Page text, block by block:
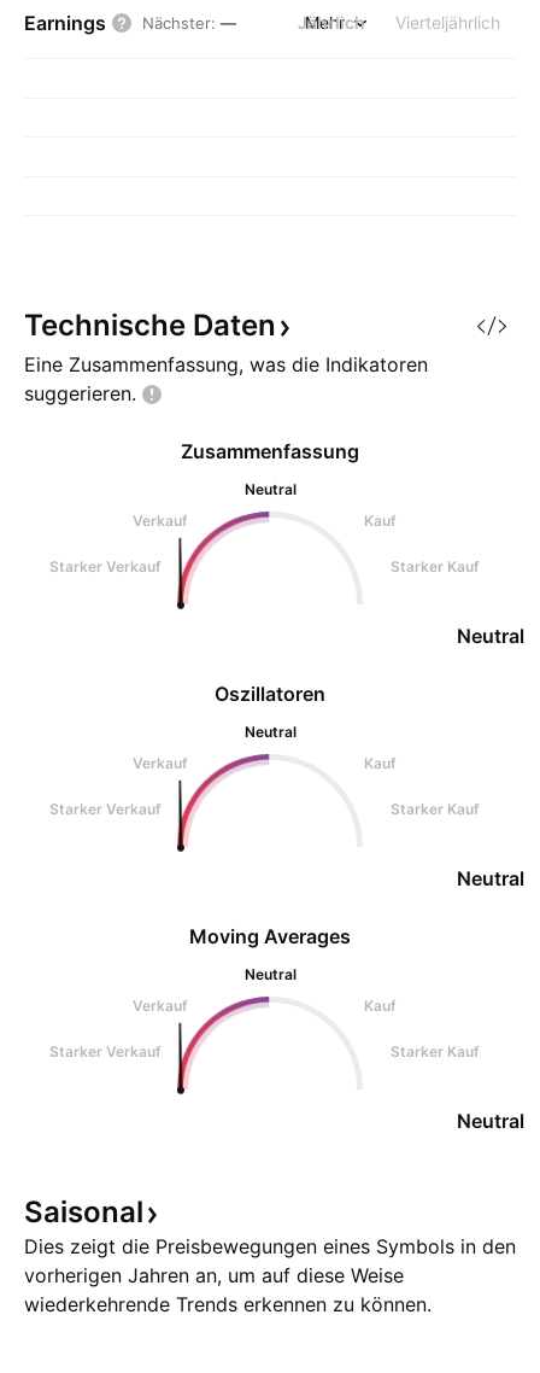
Earnings Nächster: — Jährlich Vierteljährlich
Mehr
Technische Daten
Eine Zusammenfassung, was die Indikatoren
suggerieren.
Oszillatoren
Neutral
Verkauf
Kauf
Starker Verkauf Starker Kauf
Neutral
Zusammenfassung
Neutral
Verkauf
Kauf
Starker Verkauf Starker Kauf
Neutral
Moving Averages
Neutral
Verkauf
Kauf
Starker Verkauf Starker Kauf
Neutral
Saisonal
Dies zeigt die Preisbewegungen eines Symbols in den
vorherigen Jahren an, um auf diese Weise
wiederkehrende Trends erkennen zu können.